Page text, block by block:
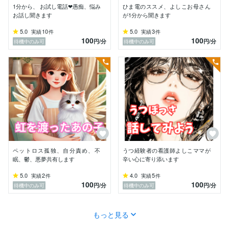
これらの大変な体験をしてきた私だから
あなたの気持ちがわかると思います。
✿*ﾟ･.｡.:*✿*ﾟ･.｡.:*✿*ﾟ･｡.:*✿✿
「ココナラの電話相談」でお話しに来て下さいね。
心、体の不安、介護の疲れなど。愚痴聞きます。
その疲れた気持ち、我慢しなくてもいいいいです。
吐き出してください。
話しすることでスッキリして少しでも
精神的な安らぎを与えらばと思います。
心の悩みは、実体験をしているため辛さは
理解しているつもりです。
1分から、 お試し電話❤︎愚痴、悩み
お話し聞きます
5.0 実績10件
待機中のみ可
100円/分
ひま電のススメ、よしこお母さん
が1分から聞きます
5.0 実績3件
待機中のみ可
100円/分
ペットロス孤独、自分責め、不
眠、鬱、悪夢共有します
5.0 実績2件
待機中のみ可
100円/分
うつ経験者の看護師よしこママが
辛い心に寄り添います
4.0 実績5件
待機中のみ可
100円/分
もっと見る